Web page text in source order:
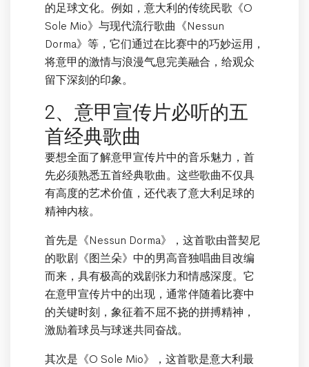
的足球文化。例如，意大利的传统民歌《O
Sole Mio》与现代流行歌曲《Nessun
Dorma》等，它们通过在比赛中的巧妙运用，
将意甲的激情与浪漫气息完美融合，给观众
留下深刻的印象。
2、意甲宣传片必听的五
首经典歌曲
要想全面了解意甲宣传片中的音乐魅力，首
先必须熟悉五首经典歌曲。这些歌曲不仅具
有高度的艺术价值，还代表了意大利足球的
精神内核。
首先是《Nessun Dorma》，这首歌由普契尼
的歌剧《图兰朵》中的男高音独唱曲目改编
而来，具有极高的戏剧张力和情感深度。它
在意甲宣传片中的出现，通常伴随着比赛中
的关键时刻，象征着不屈不挠的拼搏精神，
激励着球员与球迷共同奋战。
其次是《O Sole Mio》，这首歌是意大利最